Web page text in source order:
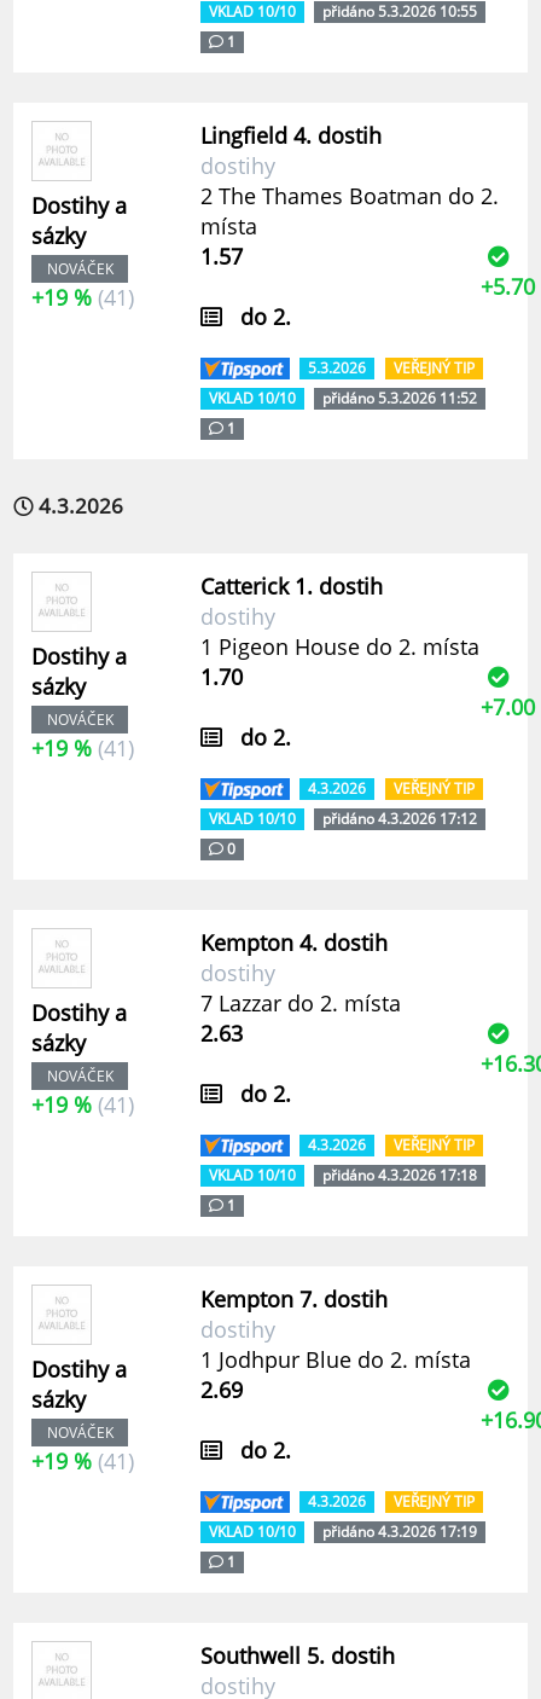
VKLAD 10/10
přidáno 5.3.2026 10:55
1
Dostihy a
sázky
NOVÁČEK
+19 % (41)
Lingfield 4. dostih
dostihy
2 The Thames Boatman do 2.
místa
1.57
do 2.
+5.70
5.3.2026
VEŘEJNÝ TIP
VKLAD 10/10
přidáno 5.3.2026 11:52
1
4.3.2026
Dostihy a
sázky
NOVÁČEK
+19 % (41)
Catterick 1. dostih
dostihy
1 Pigeon House do 2. místa
1.70
do 2.
+7.00
4.3.2026
VEŘEJNÝ TIP
VKLAD 10/10
přidáno 4.3.2026 17:12
0
Dostihy a
sázky
NOVÁČEK
+19 % (41)
Kempton 4. dostih
dostihy
7 Lazzar do 2. místa
2.63
do 2.
4.3.2026
VEŘEJNÝ TIP
VKLAD 10/10
přidáno 4.3.2026 17:18
1
Dostihy a
sázky
NOVÁČEK
+19 % (41)
Kempton 7. dostih
dostihy
1 Jodhpur Blue do 2. místa
2.69
do 2.
4.3.2026
VEŘEJNÝ TIP
VKLAD 10/10
přidáno 4.3.2026 17:19
1
Southwell 5. dostih
dostihy